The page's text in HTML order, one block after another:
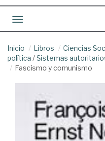
Toggle navigation
Inicio Libros Ciencias
política /Sistemas
Fascismo y comunismo